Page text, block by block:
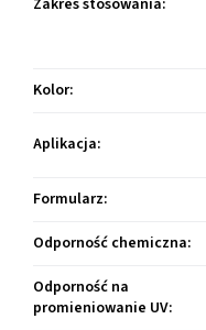
Zakres stosowania:
Kolor:
Aplikacja:
Formularz:
Odporność chemiczna:
Odporność na
promieniowanie UV: